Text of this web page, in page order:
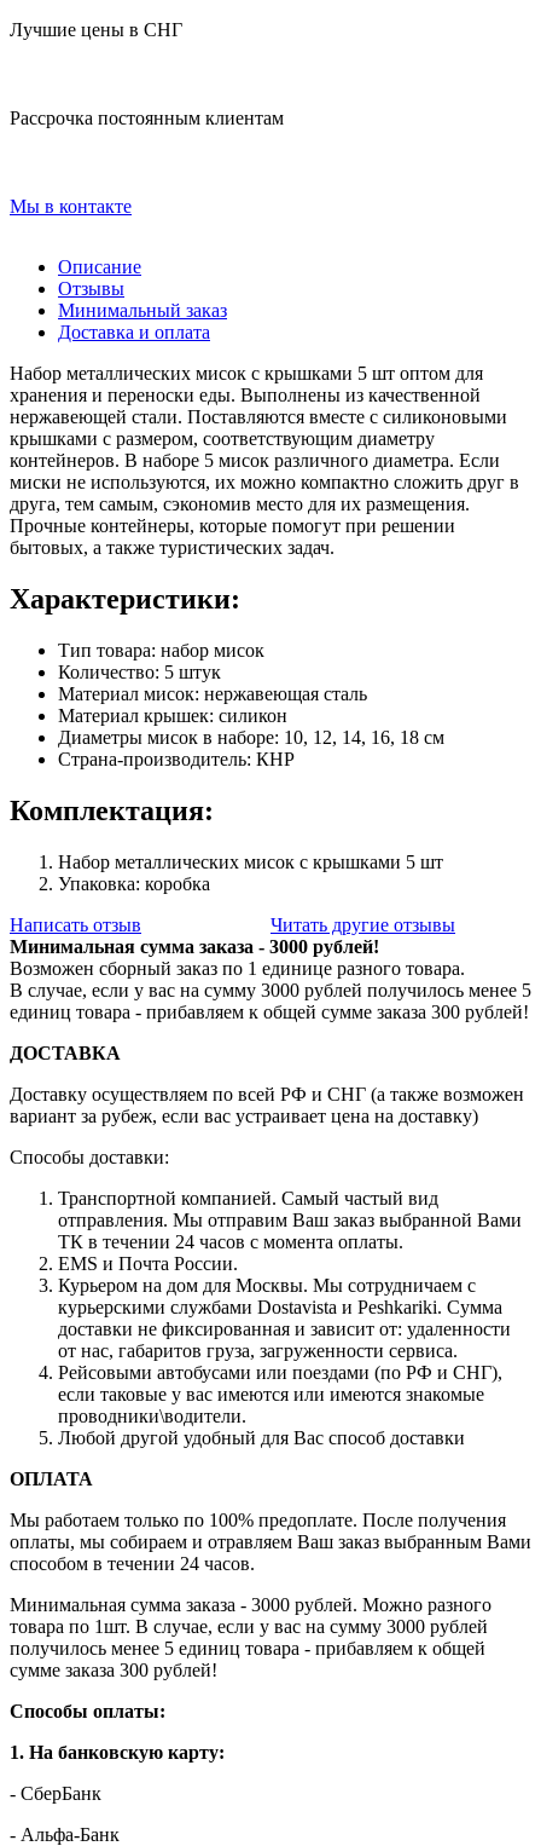
Лучшие цены в СНГ
Рассрочка постоянным клиентам
Мы в контакте
Описание
Отзывы
Минимальный заказ
Доставка и оплата
Набор металлических мисок с крышками 5 шт оптом для
хранения и переноски еды. Выполнены из качественной
нержавеющей стали. Поставляются вместе с силиконовыми
крышками с размером, соответствующим диаметру
контейнеров. В наборе 5 мисок различного диаметра. Если
миски не используются, их можно компактно сложить друг в
друга, тем самым, сэкономив место для их размещения.
Прочные контейнеры, которые помогут при решении
бытовых, а также туристических задач.
Характеристики:
Тип товара: набор мисок
Количество: 5 штук
Материал мисок: нержавеющая сталь
Материал крышек: силикон
Диаметры мисок в наборе: 10, 12, 14, 16, 18 см
Страна-производитель: КНР
Комплектация:
Набор металлических мисок с крышками 5 шт
Упаковка: коробка
Написать отзыв
Читать другие отзывы
Минимальная сумма заказа - 3000 рублей!
Возможен сборный заказ по 1 единице разного товара.
В случае, если у вас на сумму 3000 рублей получилось менее 5
единиц товара - прибавляем к общей сумме заказа 300 рублей!
ДОСТАВКА
Доставку осуществляем по всей РФ и СНГ (а также возможен
вариант за рубеж, если вас устраивает цена на доставку)
Способы доставки:
Транспортной компанией. Самый частый вид
отправления. Мы отправим Ваш заказ выбранной Вами
ТК в течении 24 часов с момента оплаты.
EMS и Почта России.
Курьером на дом для Москвы. Мы сотрудничаем с
курьерскими службами Dostavista и Peshkariki. Сумма
доставки не фиксированная и зависит от: удаленности
от нас, габаритов груза, загруженности сервиса.
Рейсовыми автобусами или поездами (по РФ и СНГ),
если таковые у вас имеются или имеются знакомые
проводники\водители.
Любой другой удобный для Вас способ доставки
ОПЛАТА
Мы работаем только по 100% предоплате. После получения
оплаты, мы собираем и отравляем Ваш заказ выбранным Вами
способом в течении 24 часов.
Минимальная сумма заказа - 3000 рублей. Можно разного
товара по 1шт. В случае, если у вас на сумму 3000 рублей
получилось менее 5 единиц товара - прибавляем к общей
сумме заказа 300 рублей!
Способы оплаты:
1. На банковскую карту:
- СберБанк
- Альфа-Банк